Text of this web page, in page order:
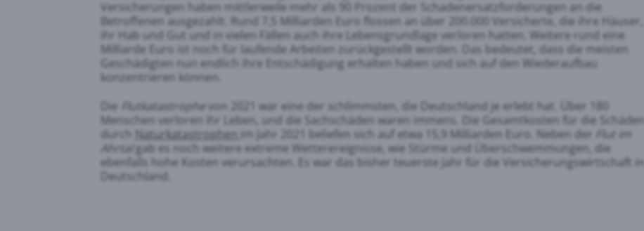
Versicherungen haben mittlerweile mehr als 90 Prozent der Schadenersatzforderungen an die
Betroffenen ausgezahlt. Rund 7,5 Milliarden Euro flossen an über 200.000 Versicherte, die ihre Häuser,
ihr Hab und Gut und in vielen Fällen auch ihre Lebensgrundlage verloren hatten. Weitere rund eine
Milliarde Euro ist noch für laufende Arbeiten zurückgestellt worden. Das bedeutet, dass die meisten
Geschädigten nun endlich ihre Entschädigung erhalten haben und sich auf den Wiederaufbau
konzentrieren können.
Die Flutkatastrophe von 2021 war eine der schlimmsten, die Deutschland je erlebt hat. Über 180
Menschen verloren ihr Leben, und die Sachschäden waren immens. Die Gesamtkosten für die Schäden
durch Naturkatastrophen im Jahr 2021 beliefen sich auf etwa 15,9 Milliarden Euro. Neben der Flut im
Ahrtal gab es noch weitere extreme Wetterereignisse, wie Stürme und Überschwemmungen, die
ebenfalls hohe Kosten verursachten. Es war das bisher teuerste Jahr für die Versicherungswirtschaft in
Deutschland.